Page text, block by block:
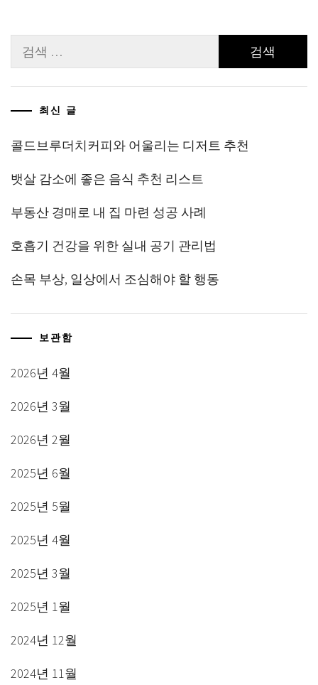
매
김
색:
최신 글
콜드브루더치커피와 어울리는 디저트 추천
뱃살 감소에 좋은 음식 추천 리스트
부동산 경매로 내 집 마련 성공 사례
호흡기 건강을 위한 실내 공기 관리법
손목 부상, 일상에서 조심해야 할 행동
보관함
2026년 4월
2026년 3월
2026년 2월
2025년 6월
2025년 5월
2025년 4월
2025년 3월
2025년 1월
2024년 12월
2024년 11월